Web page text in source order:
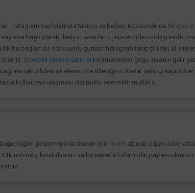
instagram sayfalarında takipçi ve beğeni kazanmak da bir çok
bağlı olarak ilerliyor insanların pandemiden dolayı evde
bu baglamda size sundugumuz instagram takipçi satın al
Güvenilir takipçi satın al kelimesindeki çogu insanın gelir
takip hilesi sitelerimizde dilediginiz kadar takipçi sayınızı
kullanıcıya ulaşması sizi mutlu edecektir mutlaka.
göstermiyorlar bunun için 1k nın altında diğer kişiler
üstüne çıkarabilirsiniz ve bu sayede kullanıcılar